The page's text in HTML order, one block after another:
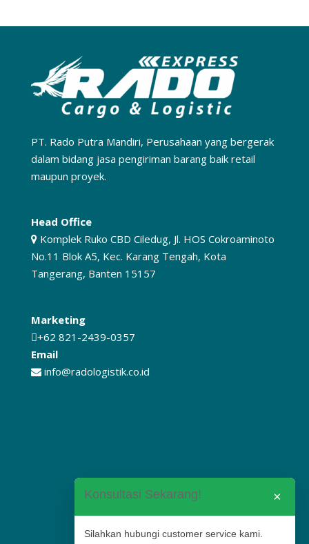
PT. Rado Putra Mandiri, Perusahaan yang bergerak
dalam bidang jasa pengiriman barang baik retail
maupun proyek.
Head Office
Komplek Ruko CBD Ciledug, Jl. HOS Cokroaminoto
No.11 Blok A5, Kec. Karang Tengah, Kota
Tangerang, Banten 15157
Marketing
+62 821-2439-0357
Email
info@radologistik.co.id
Konsultasi Sekarang! ×
Silahkan hubungi customer service kami.